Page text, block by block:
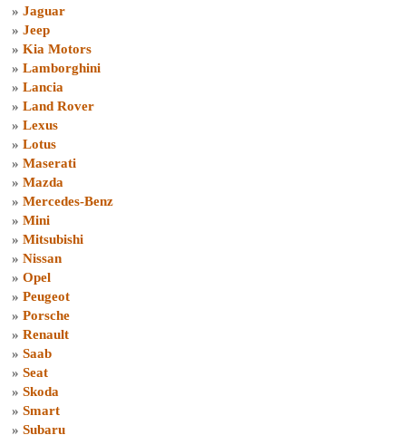
» Jaguar
» Jeep
» Kia Motors
» Lamborghini
» Lancia
» Land Rover
» Lexus
» Lotus
» Maserati
» Mazda
» Mercedes-Benz
» Mini
» Mitsubishi
» Nissan
» Opel
» Peugeot
» Porsche
» Renault
» Saab
» Seat
» Skoda
» Smart
» Subaru